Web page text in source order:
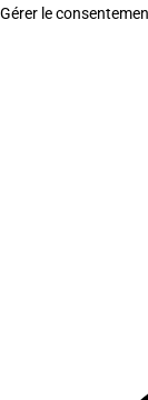
Gérer le